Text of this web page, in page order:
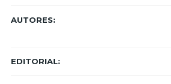
AUTORES:
EDITORIAL: